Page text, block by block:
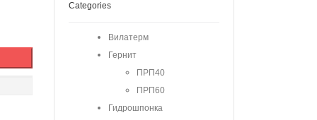
Categories
Вилатерм
Гернит
ПРП40
ПРП60
Гидрошпонка